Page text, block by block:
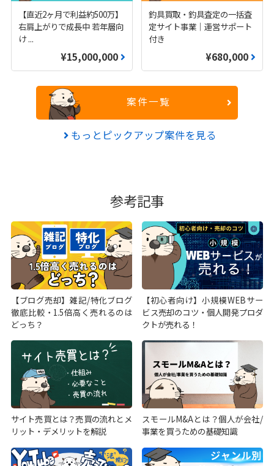
【直近2ヶ月で利益約500万】
右肩上がりで成長中 若年層向
け...
¥15,000,000
釣具買取・釣具査定の一括査
定サイト事業｜運営サポート
付き
¥680,000
案件一覧
もっとピックアップ案件を見る
参考記事
【ブログ売却】雑記/特化ブログ
徹底比較・1.5倍高く売れるのは
どっち？
【初心者向け】小規模WEBサー
ビス売却のコツ・個人開発プロダ
クトが売れる！
サイト売買とは？売買の流れとメ
リット・デメリットを解説
スモールM&Aとは？個人が会社/
事業を買うための基礎知識